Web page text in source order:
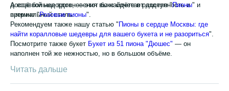
доставкой недорого, — этот бокс сочетает доступность и
премиальный стиль.
А ещё больше вдохновения вы найдёте в разделе "Пионы" и
витрине "Розовые пионы".
Рекомендуем также нашу статью "Пионы в сердце Москвы: где
найти коралловые шедевры для вашего букета и не разориться".
Посмотрите также букет Букет из 51 пиона "Дюшес" — он
наполнен той же нежностью, но в большом объёме.
Читать дальше